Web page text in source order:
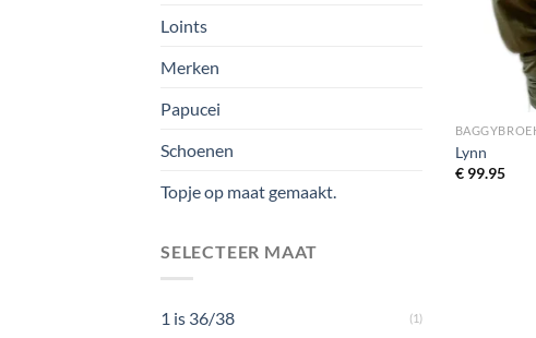
Loints
Merken
Papucei
Schoenen
Topje op maat gemaakt.
SELECTEER MAAT
1 is 36/38 (1)
Lynn
€99.95